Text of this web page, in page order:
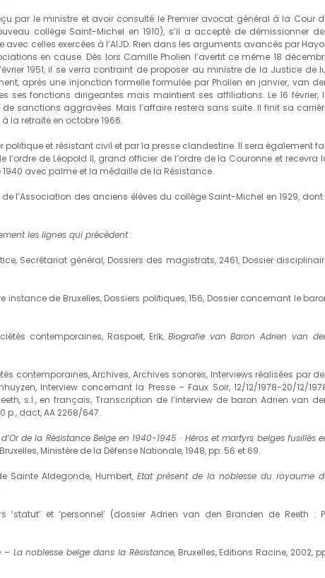
par le ministre et avoir consulté le Premier avocat général à la Cour
collège Saint-Michel en 1910), s’il a accepté de démissionner
avec celles exercées à l’AIJD. Rien dans les arguments avancés par
en cause. Dès lors Camille Pholien l’avertit ce même 18
1951, il se verra contraint de proposer au ministre de la Justice de
après une injonction formelle formulée par Pholien en janvier, van
ses fonctions dirigeantes mais maintient ses affiliations. Le 16 février,
sanctions aggravées. Mais l’affaire restera sans suite. Il finit sa
la retraite en octobre 1966.
et résistant civil et par la presse clandestine. Il sera également
de Léopold II, grand officier de l’ordre de la Couronne et recevra
1940 avec palme et la médaille de la Résistance.
l’Association des anciens élèves du collège Saint-Michel en 1929, dont
les lignes qui précèdent :
Secrétariat général, Dossiers des magistrats, 2461, Dossier
de Bruxelles, Dossiers politiques, 156, Dossier concernant le
contemporaines, Raspoet, Erik, Biografie van Baron Adrien van
contemporaines, Archives, Archives sonores, Interviews réalisées par
Interview concernant la Presse – Faux Soir, 12/12/1978-20/12/
s.l., en français, Transcription de l’interview de baron Adrien van
p., dact, AA 2268/647.
de la Résistance Belge en 1940-1945 · Héros et martyrs belges fusillés
Ministère de la Défense Nationale, 1948, pp. 56 et 69.
Sainte Aldegonde, Humbert, Etat présent de la noblesse du royaume
‘statut’ et ‘personnel’ (dossier Adrien van den Branden de Reeth :
– La noblesse belge dans la Résistance, Bruxelles, Editions Racine, 2002,